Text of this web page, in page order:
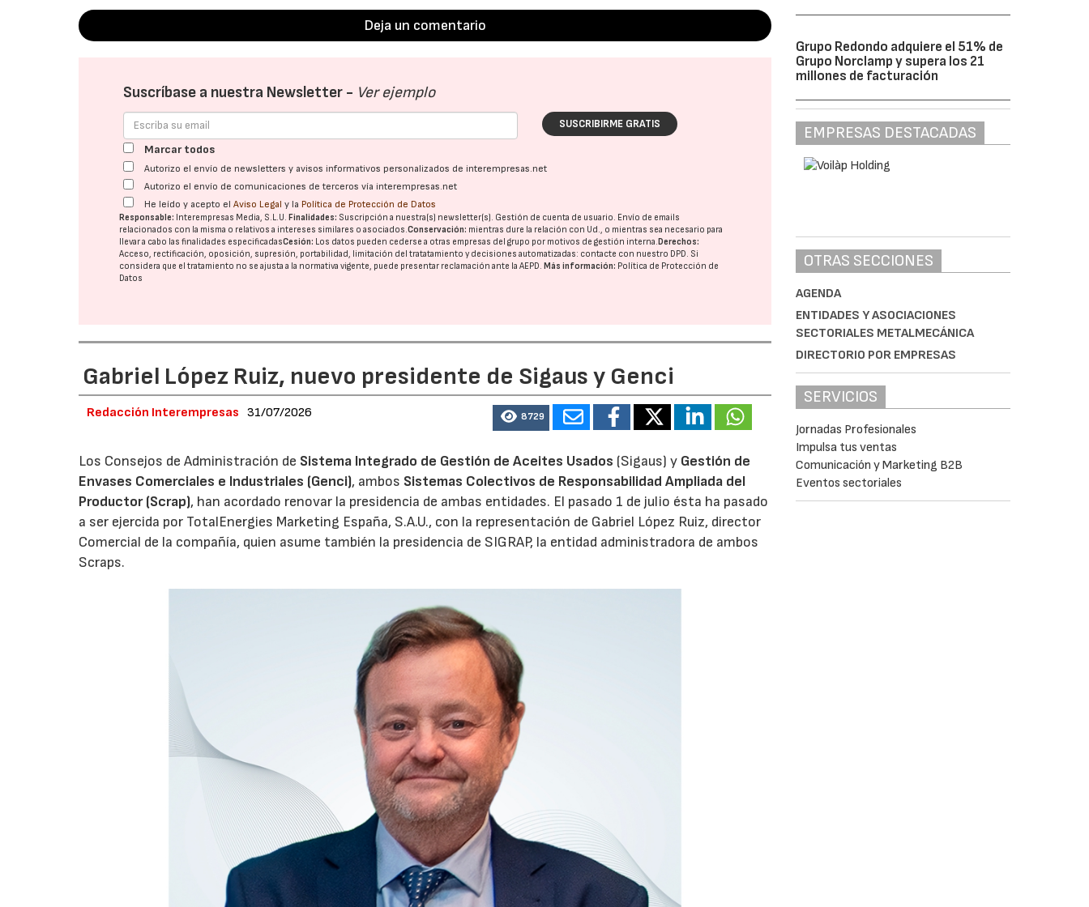
Deja un comentario
Suscríbase a nuestra Newsletter - Ver ejemplo
SUSCRIBIRME GRATIS
Marcar todos
Autorizo el envío de newsletters y avisos informativos personalizados de interempresas.net
Autorizo el envío de comunicaciones de terceros vía interempresas.net
He leído y acepto elAviso Legal y la Política de Protección de Datos
Responsable: Interempresas Media, S.L.U.Finalidades: Suscripción a nuestra(s) newsletter(s). Gestión de cuenta de usuario. Envío de emails
relacionados con la misma o relativos a intereses similares o asociados.Conservación: mientras dure la relación con Ud., o mientras sea necesario para
llevar a cabo las finalidades especificadasCesión: Los datos pueden cederse a otras empresas del grupo por motivos de gestión interna.Derechos:
Acceso, rectificación, oposición, supresión, portabilidad, limitación del tratatamiento y decisiones automatizadas: contacte con nuestro DPD. Si
considera que el tratamiento no se ajusta a la normativa vigente, puede presentar reclamación ante laAEPD.Más información: Política de Protección de
Datos
Gabriel López Ruiz, nuevo presidente de Sigaus y Genci
Redacción Interempresas 31/07/2026 8729
Los Consejos de Administración de Sistema Integrado de Gestión de Aceites Usados (Sigaus) y Gestión de
Envases Comerciales e Industriales (Genci), ambos Sistemas Colectivos de Responsabilidad Ampliada del
Productor (Scrap), han acordado renovar la presidencia de ambas entidades. El pasado 1 de julio ésta ha pasado
a ser ejercida por TotalEnergies Marketing España, S.A.U., con la representación de Gabriel López Ruiz, director
Comercial de la compañía, quien asume también la presidencia de SIGRAP, la entidad administradora de ambos
Scraps.
Grupo Redondo adquiere el 51% de
Grupo Norclamp y supera los 21
millones de facturación
EMPRESAS DESTACADAS
OTRAS SECCIONES
AGENDA
ENTIDADES Y ASOCIACIONES
SECTORIALES METALMECÁNICA
DIRECTORIO POR EMPRESAS
SERVICIOS
Jornadas Profesionales
Impulsa tus ventas
Comunicación y Marketing B2B
Eventos sectoriales